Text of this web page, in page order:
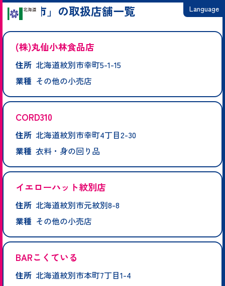
Language
한국어
「紋別市」の取扱店舗一覧
(株)丸仙小林食品店
住所 北海道紋別市幸町5-1-15
業種 その他の小売店
CORD310
住所 北海道紋別市幸町4丁目2-30
業種 衣料・身の回り品
イエローハット紋別店
住所 北海道紋別市元紋別8-8
業種 その他の小売店
BARこくている
住所 北海道紋別市本町7丁目1-4